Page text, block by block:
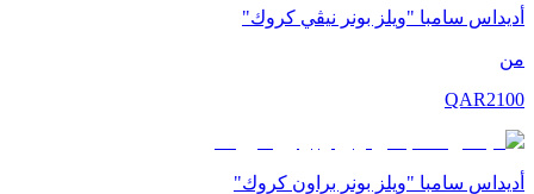
أديداس سامبا "ويلز بونر نيڤي كروك"
من
QAR2100
أديداس سامبا "ويلز بونر براون كروك"